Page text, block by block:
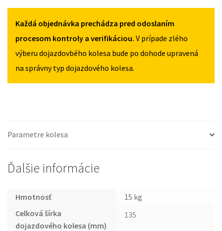
2013
135/90R16
5X114,3
Každá objednávka prechádza pred odoslaním
procesom kontroly a verifikáciou. V prípade zlého
výberu dojazdovbého kolesa bude po dohode upravená
na správny typ dojazdového kolesa.
Parametre kolesa
Ďalšie informácie
Hmotnosť
15 kg
Celková šírka
dojazdového kolesa (mm)
135